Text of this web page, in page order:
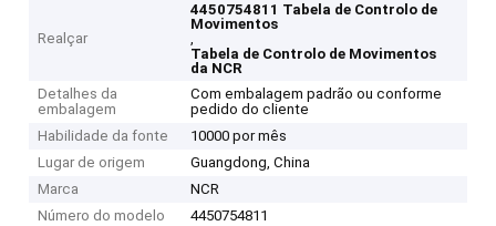
Realçar
4450754811 Tabela de Controlo de
Movimentos
,
Tabela de Controlo de Movimentos
da NCR
Detalhes da
embalagem
Com embalagem padrão ou conforme
pedido do cliente
Habilidade da fonte
10000 por mês
Lugar de origem
Guangdong, China
Marca
NCR
Número do modelo
4450754811